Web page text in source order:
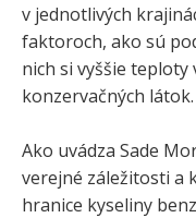
v jednotlivých
faktoroch, ako sú
nich si vyššie teploty
konzervačných látok.
Ako uvádza Sade
verejné záležitosti a
hranice kyseliny